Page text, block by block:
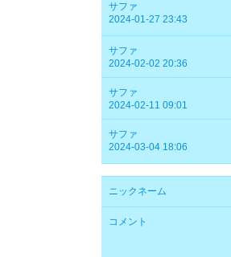
サファ
2024-01-27 23:43
サファ
2024-02-02 20:36
サファ
2024-02-11 09:01
サファ
2024-03-04 18:06
ニックネーム
コメント